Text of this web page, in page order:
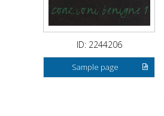
ID: 2244206
Sample page